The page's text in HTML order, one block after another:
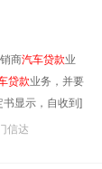
商汽车贷款业
贷款业务，并要
显示，自收到]
信达